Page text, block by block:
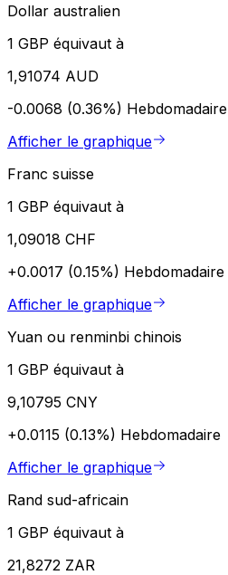
Dollar australien
1 GBP équivaut à
1,91074 AUD
-0.0068 (0.36%) Hebdomadaire
Afficher le graphique
Franc suisse
1 GBP équivaut à
1,09018 CHF
+0.0017 (0.15%) Hebdomadaire
Afficher le graphique
Yuan ou renminbi chinois
1 GBP équivaut à
9,10795 CNY
+0.0115 (0.13%) Hebdomadaire
Afficher le graphique
Rand sud-africain
1 GBP équivaut à
21,8272 ZAR